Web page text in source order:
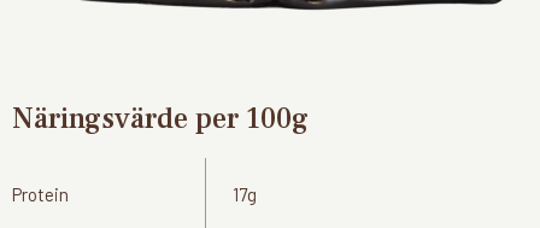
Näringsvärde per 100g
Protein 17g